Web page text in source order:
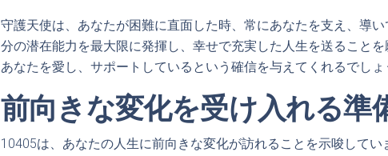
守護天使は、あなたが困難に直面した時、常にあなたを支え、導
分の潜在能力を最大限に発揮し、幸せで充実した人生を送ること
あなたを愛し、サポートしているという確信を与えてくれるでしょ
前向きな変化を受け入れる準
10405は、あなたの人生に前向きな変化が訪れることを示唆して